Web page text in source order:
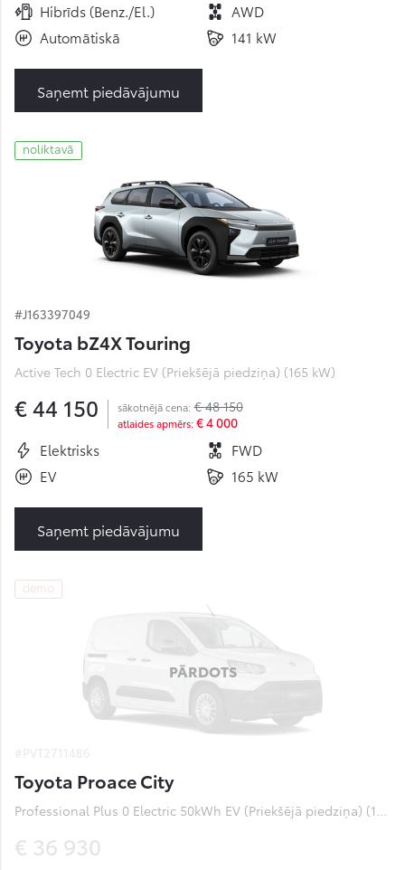
Hibrīds (Benz./El.)
AWD
Automātiskā
141 kW
Saņemt piedāvājumu
noliktavā
#J163397049
Toyota bZ4X Touring
Active Tech 0 Electric EV (Priekšējā piedziņa) (165 kW)
€ 44 150 sākotnējā cena: € 48 150
atlaides apmērs: € 4 000
Elektrisks
FWD
EV
165 kW
Saņemt piedāvājumu
demo
PĀRDOTS
Toyota Proace City
Professional Plus 0 Electric 50kWh EV (Priekšējā piedziņa) (100 kW)
€ 36 930